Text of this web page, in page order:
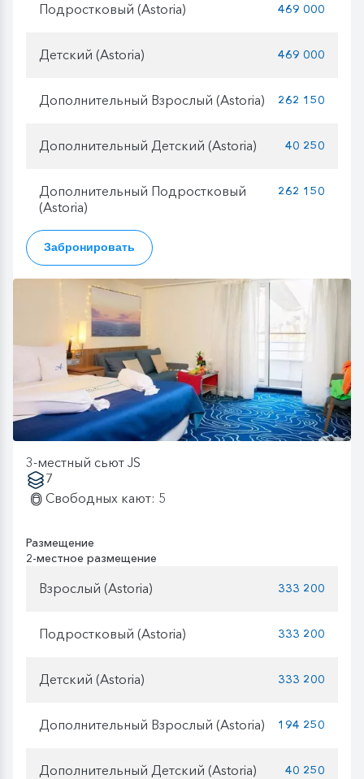
Подростковый (Astoria) 469 000
Детский (Astoria) 469 000
Дополнительный Взрослый (Astoria) 262 150
Дополнительный Детский (Astoria) 40 250
Дополнительный Подростковый
(Astoria)
262 150
Забронировать
3-местный сьют JS
7
Свободных кают: 5
Размещение
2-местное размещение
Взрослый (Astoria) 333 200
Подростковый (Astoria) 333 200
Детский (Astoria) 333 200
Дополнительный Взрослый (Astoria) 194 250
Дополнительный Детский (Astoria) 40 250